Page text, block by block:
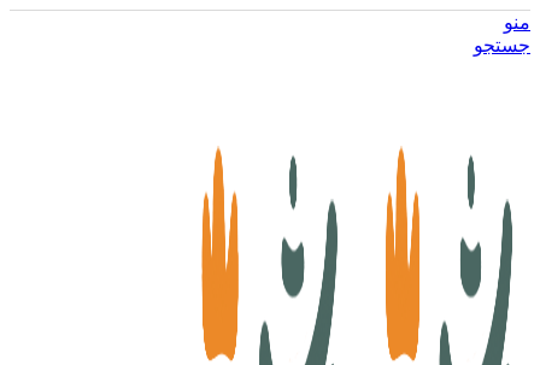
منو
جستجو